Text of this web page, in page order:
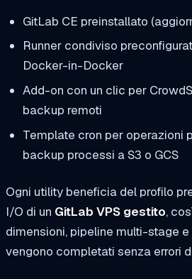
GitLab CE preinstallato
Runner condiviso
Docker-in-Docker
Add-on con un clic per
backup remoti
Template cron per operazioni
backup processi a S3 o GCS
Ogni utility beneficia del profilo
I/O di un GitLab VPS gestito,
dimensioni, pipeline multi-stage
vengono completati senza errori